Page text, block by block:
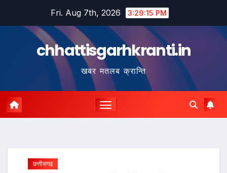
Fri. Aug 7th, 2026 3:29:16 PM
chhattisgarhkranti.in
खबर मतलब क्रान्ति
छत्तीसगढ़